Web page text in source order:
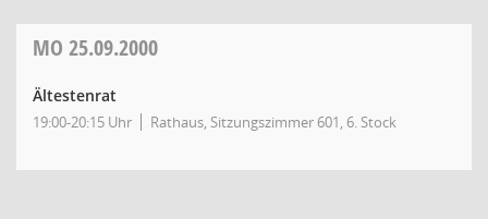
MO 25.09.2000
Ältestenrat
19:00-20:15 Uhr Rathaus, Sitzungszimmer 601, 6. Stock